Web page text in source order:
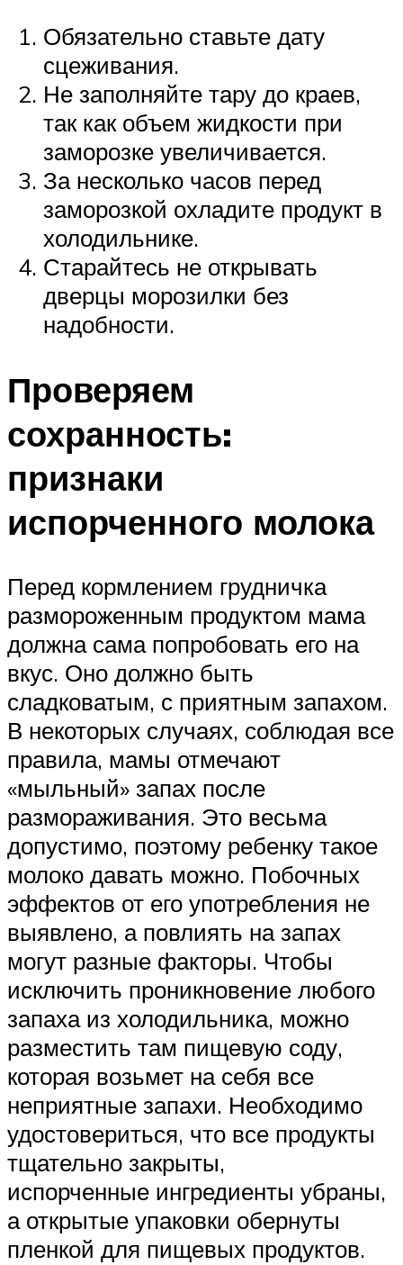
Обязательно ставьте дату
сцеживания.
Не заполняйте тару до краев,
так как объем жидкости при
заморозке увеличивается.
За несколько часов перед
заморозкой охладите продукт в
холодильнике.
Старайтесь не открывать
дверцы морозилки без
надобности.
Проверяем
сохранность:
признаки
испорченного молока
Перед кормлением грудничка
размороженным продуктом мама
должна сама попробовать его на
вкус. Оно должно быть
сладковатым, с приятным запахом.
В некоторых случаях, соблюдая все
правила, мамы отмечают
«мыльный» запах после
размораживания. Это весьма
допустимо, поэтому ребенку такое
молоко давать можно. Побочных
эффектов от его употребления не
выявлено, а повлиять на запах
могут разные факторы. Чтобы
исключить проникновение любого
запаха из холодильника, можно
разместить там пищевую соду,
которая возьмет на себя все
неприятные запахи. Необходимо
удостовериться, что все продукты
тщательно закрыты,
испорченные ингредиенты убраны,
а открытые упаковки обернуты
пленкой для пищевых продуктов.